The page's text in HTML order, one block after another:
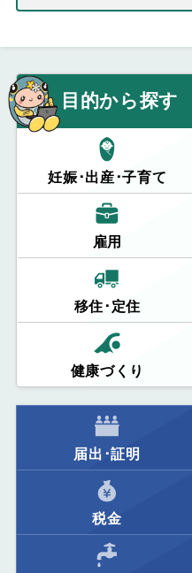
目的から探す
妊娠･出産･子育て
雇用
移住･定住
健康づくり
届出･証明
税金